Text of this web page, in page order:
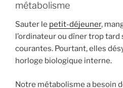
métabolisme
Sauter le petit-déjeuner,
l’ordinateur ou dîner trop
courantes. Pourtant, elles
horloge biologique interne.
Notre métabolisme a besoin